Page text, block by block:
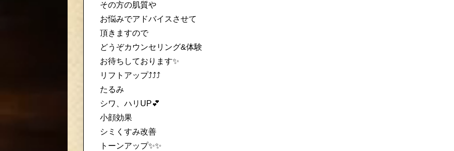
その方の肌質や
お悩みでアドバイスさせて
頂きますので
どうぞカウンセリング&体験
お待ちしております✨
リフトアップ⤴️⤴️⤴️
たるみ
シワ、ハリUP💕
小顔効果
シミくすみ改善
トーンアップ✨✨